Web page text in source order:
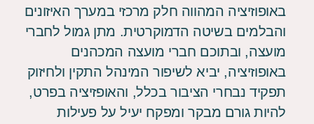
באופוזיציה המהווה חלק מרכזי במערך האיזונים
והבלמים בשיטה הדמוקרטית. מתן גמול לחברי
מועצה, ובתוכם חברי מועצה המכהנים
באופוזיציה, יביא לשיפור המינהל התקין ולחיזוק
תפקיד נבחרי הציבור בכלל, והאופזיציה בפרט,
להיות גורם מבקר ומפקח יעיל על פעילות